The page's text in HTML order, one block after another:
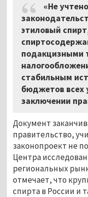
«Не
этиловый
подакцизными
стабильным
бюджетов всех
заключении
Документ
правительство,
законопроект не
Центра
региональных
отмечает, что
спирта в России и